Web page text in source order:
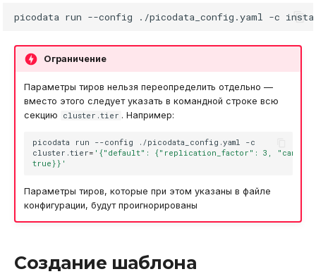
instance.http.tls
instance.instance_dir
instance.iproto.advertise
instance.iproto.listen
UPDATE
picodata run --config ./picodata_config.yaml -c
Ограничение
Параметры тиров нельзя переопределить отдельно —
вместо этого следует указать в командной строке всю
секцию
cluster.tier . Например:
picodata run --config ./picodata_config.yaml
-c
cluster.tier= '{"default": {"replication_factor": 3,
true}}'
Параметры тиров, которые при этом указаны в файле
конфигурации, будут проигнорированы
Создание шаблона